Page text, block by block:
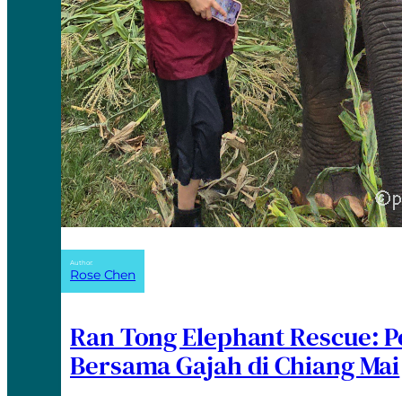
Author:
Rose Chen
Ran Tong Elephant Rescue:
Bersama Gajah di Chiang Mai